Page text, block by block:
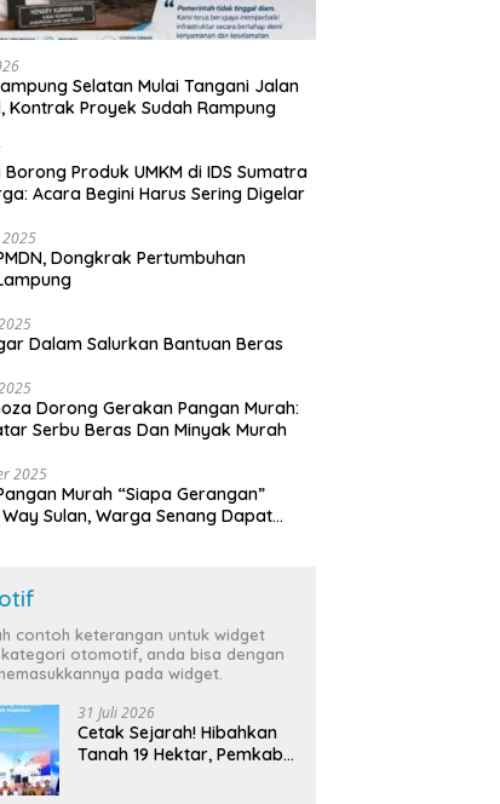
Selatan Mulai Tangani Jalan
Kontrak Proyek Sudah Rampung
Borong Produk UMKM di IDS Sumatra
Acara Begini Harus Sering Digelar
2025
Dongkrak Pertumbuhan
Dalam Salurkan Bantuan Beras
Dorong Gerakan Pangan Murah:
Serbu Beras Dan Minyak Murah
2025
Murah “Siapa Gerangan”
Sulan, Warga Senang Dapat
contoh keterangan untuk widget
otomotif, anda bisa dengan
pada widget.
31 Juli 2026
Cetak Sejarah! Hibahkan
Tanah 19 Hektar, Pemkab